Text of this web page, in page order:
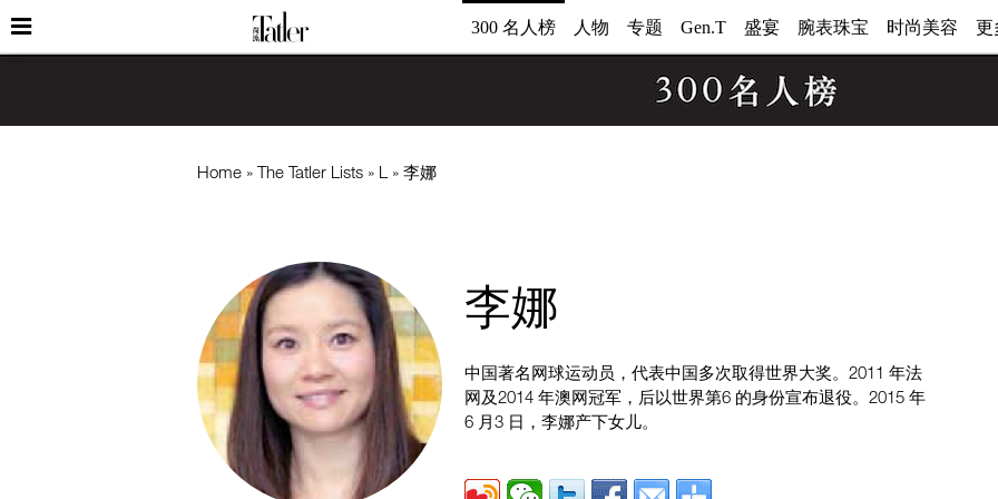
300 名人榜 人物 专题 Gen.T 盛宴 腕表珠宝 时尚美容
Home The Tatler Lists L 李娜
李娜
中国著名网球运动员，代表中国多次取得世界大奖。2011 年法
网及2014 年澳网冠军，后以世界第6 的身份宣布退役。2015 年
6 月3 日，李娜产下女儿。